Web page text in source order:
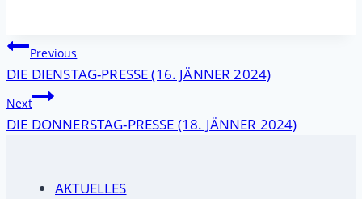
Beitragsnavigation
Previous
DIE DIENSTAG-PRESSE (16. JÄNNER 2024)
Next
DIE DONNERSTAG-PRESSE (18. JÄNNER 2024)
AKTUELLES